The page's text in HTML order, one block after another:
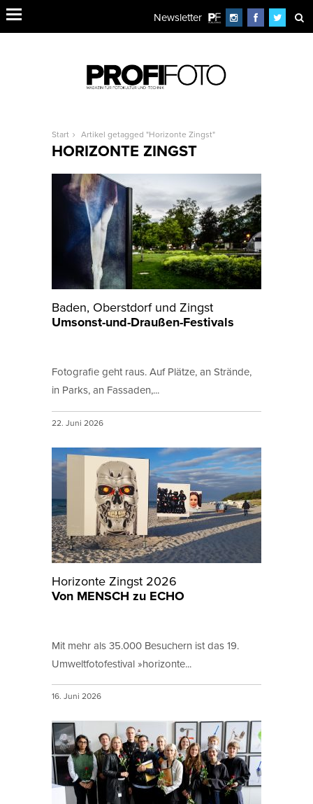
Newsletter
Start Artikel getagged "Horizonte Zingst"
HORIZONTE ZINGST
Baden, Oberstdorf und Zingst
Umsonst-und-Draußen-Festivals
Fotografie geht raus. Auf Plätze, an Strände,
in Parks, an Fassaden,...
22. Juni 2026
Horizonte Zingst 2026
Von MENSCH zu ECHO
Mit mehr als 35.000 Besuchern ist das 19.
Umweltfotofestival »horizonte...
16. Juni 2026